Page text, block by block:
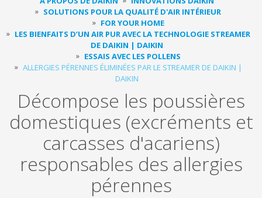
SOLUTIONS POUR LA QUALITÉ D'AIR INTÉRIEUR
FOR YOUR HOME
LES BIENFAITS D’UN AIR PUR AVEC LA TECHNOLOGIE STREAMER
DE DAIKIN | DAIKIN
ESSAIS AVEC LES POLLENS
ALLERGIES PÉRENNES ÉLIMINÉES PAR LE STREAMER DE DAIKIN |
DAIKIN
Décompose les poussières
domestiques (excréments et
carcasses d'acariens)
responsables des allergies
pérennes